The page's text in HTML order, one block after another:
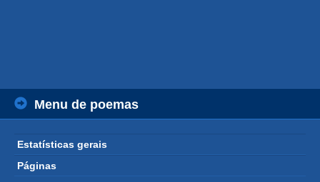
Menu de poemas
Estatísticas gerais
Páginas